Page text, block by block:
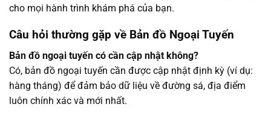
cho mọi hành trình khám phá của bạn.
Câu hỏi thường gặp về Bản đồ Ngoại Tuyến
Bản đồ ngoại tuyến có cần cập nhật không?
Có, bản đồ ngoại tuyến cần được cập nhật định kỳ (ví dụ:
hàng tháng) để đảm bảo dữ liệu về đường sá, địa điểm
luôn chính xác và mới nhất.